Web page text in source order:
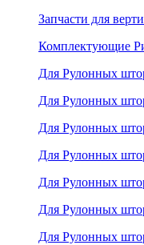
Запчасти для
Комплектующие
Для Рулонных
Для Рулонных
Для Рулонных
Для Рулонных
Для Рулонных
Для Рулонных
Для Рулонных